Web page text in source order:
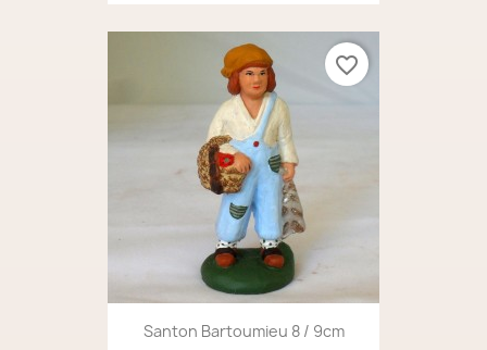
Santon Bartoumieu 8 / 9cm
favorite_border